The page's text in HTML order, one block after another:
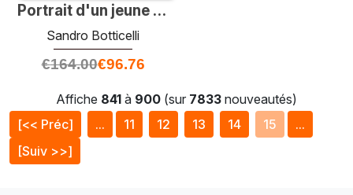
Portrait d'un jeune homme avec une casquette rouge
Sandro Botticelli
€164.00€96.76
Affiche 841 à 900 (sur 7833 nouveautés)
[<< Préc]
... 11 12 13 14 15
...
[Suiv >>]